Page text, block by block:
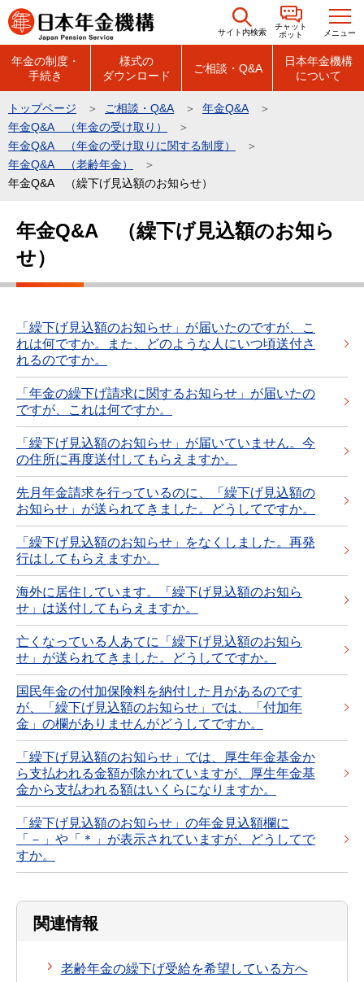
こ
の
の
先
頭
で
サイト内検索
チャット
ボット
メニュー
年金の制度・
手続き
様式の
ダウンロード
ご相談・Q&A
日本年金機構
について
トップページ ご相談・Q&A
年金Q&A
年金Q&A （年金の受け取り）
年金Q&A （年金の受け取りに関する制度）
年金Q&A （老齢年金）
年金Q&A （繰下げ見込額のお知らせ）
年金Q&A （繰下げ見込額のお知ら
せ）
「繰下げ見込額のお知らせ」が届いたのですが、こ
れは何ですか。また、どのような人にいつ頃送付さ
れるのですか。
「年金の繰下げ請求に関するお知らせ」が届いたの
ですが、これは何ですか。
「繰下げ見込額のお知らせ」が届いていません。今
の住所に再度送付してもらえますか。
先月年金請求を行っているのに、「繰下げ見込額の
お知らせ」が送られてきました。どうしてですか。
「繰下げ見込額のお知らせ」をなくしました。再発
行はしてもらえますか。
海外に居住しています。「繰下げ見込額のお知ら
せ」は送付してもらえますか。
亡くなっている人あてに「繰下げ見込額のお知ら
せ」が送られてきました。どうしてですか。
国民年金の付加保険料を納付した月があるのです
が、「繰下げ見込額のお知らせ」では、「付加年
金」の欄がありませんがどうしてですか。
「繰下げ見込額のお知らせ」では、厚生年金基金か
ら支払われる金額が除かれていますが、厚生年金基
金から支払われる額はいくらになりますか。
「繰下げ見込額のお知らせ」の年金見込額欄に
「－」や「＊」が表示されていますが、どうしてで
すか。
関連情報
老齢年金の繰下げ受給を希望している方へ